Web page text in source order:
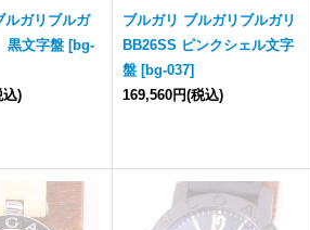
ガリブルガ
文字盤 [bg-
込)
ブルガリ ブルガリブルガリ
BB26SS ピンクシェル文字
盤 [bg-037]
169,560円(税込)